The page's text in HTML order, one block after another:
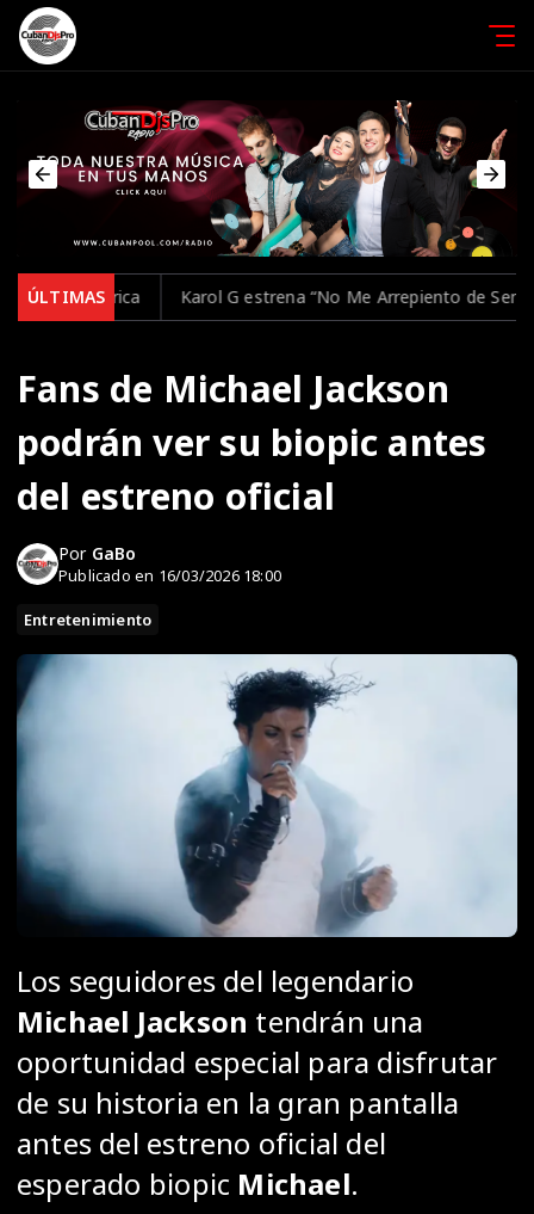
ÚLTIMAS
Karol G estrena “No Me Arrepiento de Sentir Tanto”, su
Fans de Michael Jackson
podrán ver su biopic antes
del estreno oficial
Por GaBo
Publicado en 16/03/2026 18:00
Entretenimiento
Los seguidores del legendario
Michael Jackson tendrán una
oportunidad especial para disfrutar
de su historia en la gran pantalla
antes del estreno oficial del
esperado biopic Michael.